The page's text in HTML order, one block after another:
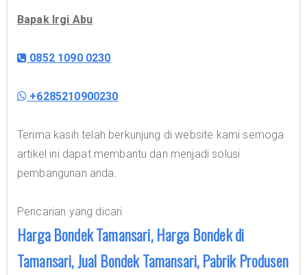
Bapak Irgi Abu
0852 1090 0230
+6285210900230
Terima kasih telah berkunjung di website kami semoga
artikel ini dapat membantu dan menjadi solusi
pembangunan anda.
Pencarian yang dicari
Harga Bondek Tamansari, Harga Bondek di
Tamansari, Jual Bondek Tamansari, Pabrik Produsen